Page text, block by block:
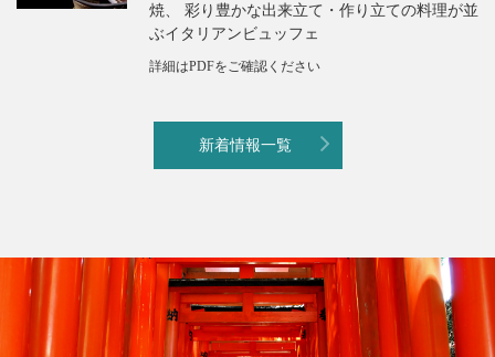
焼、 彩り豊かな出来立て・作り立ての料理が並
ぶイタリアンビュッフェ
詳細はPDFをご確認ください
新着情報一覧